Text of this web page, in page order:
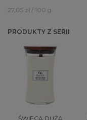
27,05 zł / 100 g
PRODUKTY Z SERII
ŚWIECA DUŻA